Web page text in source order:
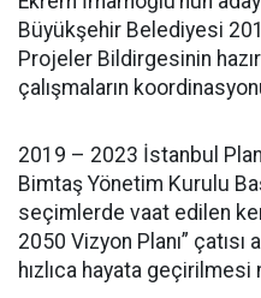
Büyükşehir Belediyesi
Projeler Bildirgesinin
çalışmaların
2019 – 2023 İstanbul
Bimtaş Yönetim Kurulu
seçimlerde vaat edilen
2050 Vizyon Planı”
hızlıca hayata geçirilmesi